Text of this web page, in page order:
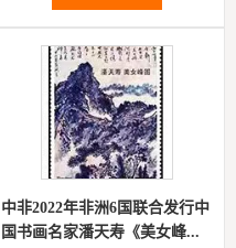
中非2022年非洲6国联合发行中
国书画名家潘天寿《美女峰...